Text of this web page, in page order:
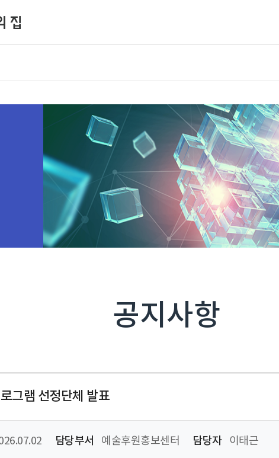
공지사항
그램 선정단체 발표
담당부서 예술후원홍보센터 담당자 이태근